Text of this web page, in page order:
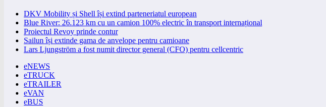
DKV Mobility și Shell își extind parteneriatul european
Blue River: 26.123 km cu un camion 100% electric în transport internațional
Proiectul Revoy prinde contur
Sailun își extinde gama de anvelope pentru camioane
Lars Ljungström a fost numit director general (CFO) pentru cellcentric
eNEWS
eTRUCK
eTRAILER
eVAN
eBUS